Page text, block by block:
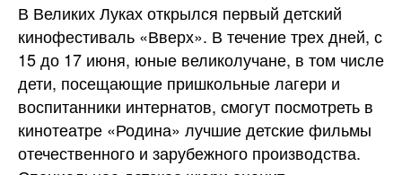
В Великих Луках открылся первый детский
кинофестиваль «Вверх». В течение трех дней, с
15 до 17 июня, юные великолучане, в том числе
дети, посещающие пришкольные лагери и
воспитанники интернатов, смогут посмотреть в
кинотеатре «Родина» лучшие детские фильмы
отечественного и зарубежного производства.